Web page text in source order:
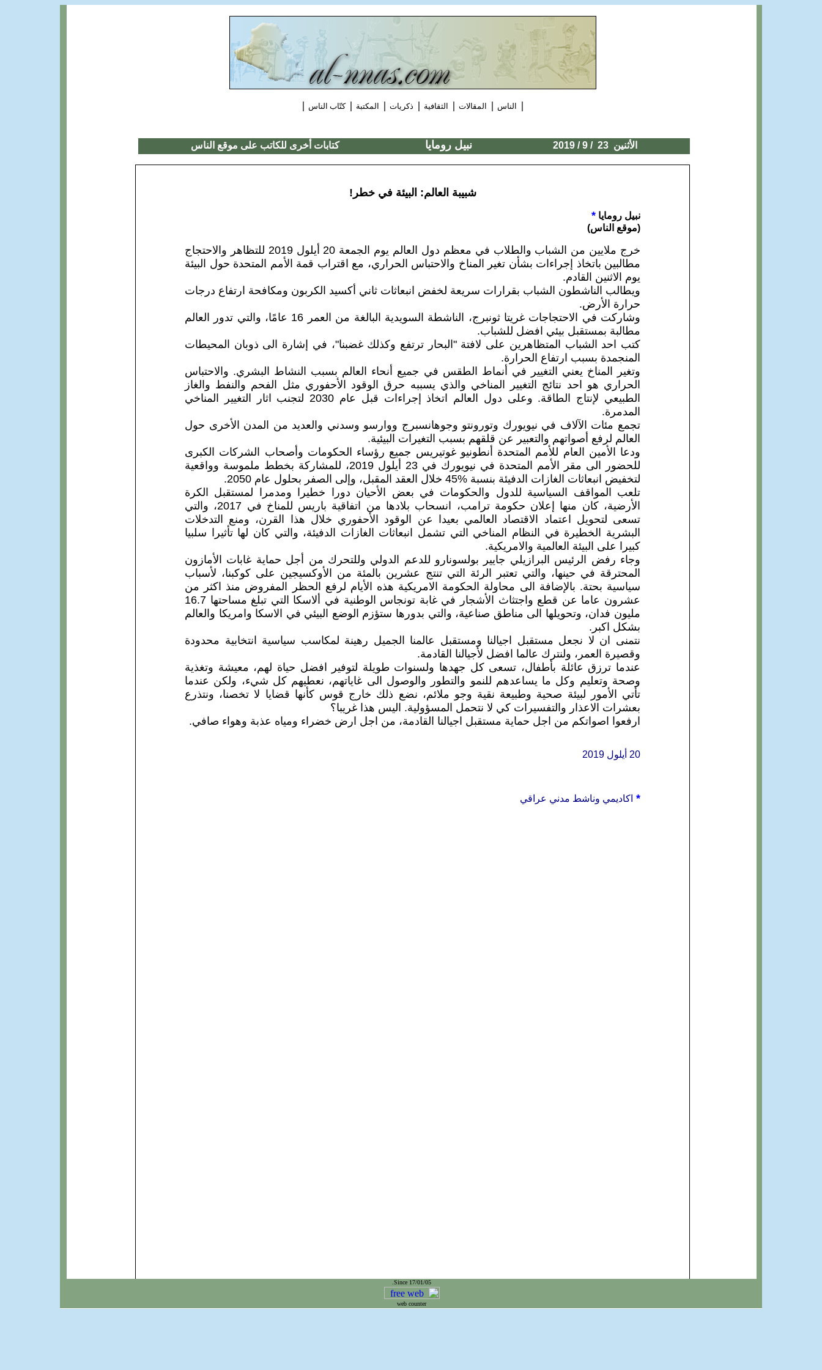
| الناس | المقالات | الثقافية | ذكريات | المكتبة | كتّاب الناس |
الأثنين 23
/ 9 / 2019 نبيل رومايا كتابات أخرى للكاتب على موقع الناس
شبيبة العالم: البيئة في خطر!
نبيل رومايا *
(موقع الناس)
خرج ملايين من الشباب والطلاب في معظم دول العالم يوم الجمعة 20 أيلول 2019 للتظاهر والاحتجاج
مطالبين باتخاذ إجراءات بشأن تغير المناخ والاحتباس الحراري، مع اقتراب قمة الأمم المتحدة حول البيئة
يوم الاثنين القادم.
ويطالب الناشطون الشباب بقرارات سريعة لخفض انبعاثات ثاني أكسيد الكربون ومكافحة ارتفاع درجات
حرارة الأرض.
وشاركت في الاحتجاجات غريتا ثونبرج، الناشطة السويدية البالغة من العمر 16 عامًا، والتي تدور العالم
مطالبة بمستقبل بيئي افضل للشباب.
كتب احد الشباب المتظاهرين على لافتة "البحار ترتفع وكذلك غضبنا"، في إشارة الى ذوبان المحيطات
المنجمدة بسبب ارتفاع الحرارة.
وتغير المناخ يعني التغيير في أنماط الطقس في جميع أنحاء العالم بسبب النشاط البشري. والاحتباس
الحراري هو احد نتائج التغيير المناخي والذي يسببه حرق الوقود الأحفوري مثل الفحم والنفط والغاز
الطبيعي لإنتاج الطاقة. وعلى دول العالم اتخاذ إجراءات قبل عام 2030 لتجنب اثار التغيير المناخي
المدمرة.
تجمع مئات الآلاف في نيويورك وتورونتو وجوهانسبرج ووارسو وسدني والعديد من المدن الأخرى حول
العالم لرفع أصواتهم والتعبير عن قلقهم بسبب التغيرات البيئية.
ودعا الأمين العام للأمم المتحدة أنطونيو غوتيريس جميع رؤساء الحكومات وأصحاب الشركات الكبرى
للحضور الى مقر الأمم المتحدة في نيويورك في 23 أيلول 2019، للمشاركة بخطط ملموسة وواقعية
لتخفيض انبعاثات الغازات الدفيئة بنسبة %45 خلال العقد المقبل، وإلى الصفر بحلول عام 2050.
تلعب المواقف السياسية للدول والحكومات في بعض الأحيان دورا خطيرا ومدمرا لمستقبل الكرة
الأرضية، كان منها إعلان حكومة ترامب، انسحاب بلادها من اتفاقية باريس للمناخ في 2017، والتي
تسعى لتحويل اعتماد الاقتصاد العالمي بعيدا عن الوقود الأحفوري خلال هذا القرن، ومنع التدخلات
البشرية الخطيرة في النظام المناخي التي تشمل انبعاثات الغازات الدفيئة، والتي كان لها تأثيرا سلبيا
كبيرا على البيئة العالمية والامريكية.
وجاء رفض الرئيس البرازيلي جايير بولسونارو للدعم الدولي وللتحرك من أجل حماية غابات الأمازون
المحترقة في حينها، والتي تعتبر الرئة التي تنتج عشرين بالمئة من الأوكسيجين على كوكبنا، لأسباب
سياسية بحتة. بالإضافة الى محاولة الحكومة الامريكية هذه الأيام لرفع الحظر المفروض منذ اكثر من
عشرون عاما عن قطع واجتثاث الأشجار في غابة تونجاس الوطنية في ألاسكا التي تبلغ مساحتها 16.7
مليون فدان، وتحويلها الى مناطق صناعية، والتي بدورها ستؤزم الوضع البيئي في الاسكا وامريكا والعالم
بشكل اكبر.
نتمنى ان لا نجعل مستقبل اجيالنا ومستقبل عالمنا الجميل رهينة لمكاسب سياسية انتخابية محدودة
وقصيرة العمر، ولنترك عالما افضل لأجيالنا القادمة.
عندما ترزق عائلة بأطفال، تسعى كل جهدها ولسنوات طويلة لتوفير افضل حياة لهم، معيشة وتغذية
وصحة وتعليم وكل ما يساعدهم للنمو والتطور والوصول الى غاياتهم، نعطيهم كل شيء، ولكن عندما
تأتي الأمور لبيئة صحية وطبيعة نقية وجو ملائم، نضع ذلك خارج قوس كأنها قضايا لا تخصنا، ونتذرع
بعشرات الاعذار والتفسيرات كي لا نتحمل المسؤولية. اليس هذا غريبا؟
ارفعوا اصواتكم من اجل حماية مستقبل اجيالنا القادمة، من اجل ارض خضراء ومياه عذبة وهواء صافي.
20 أيلول 2019
* اكاديمي وناشط مدني عراقي
web counter